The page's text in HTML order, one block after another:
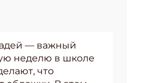
— важный
неделю в школе
что